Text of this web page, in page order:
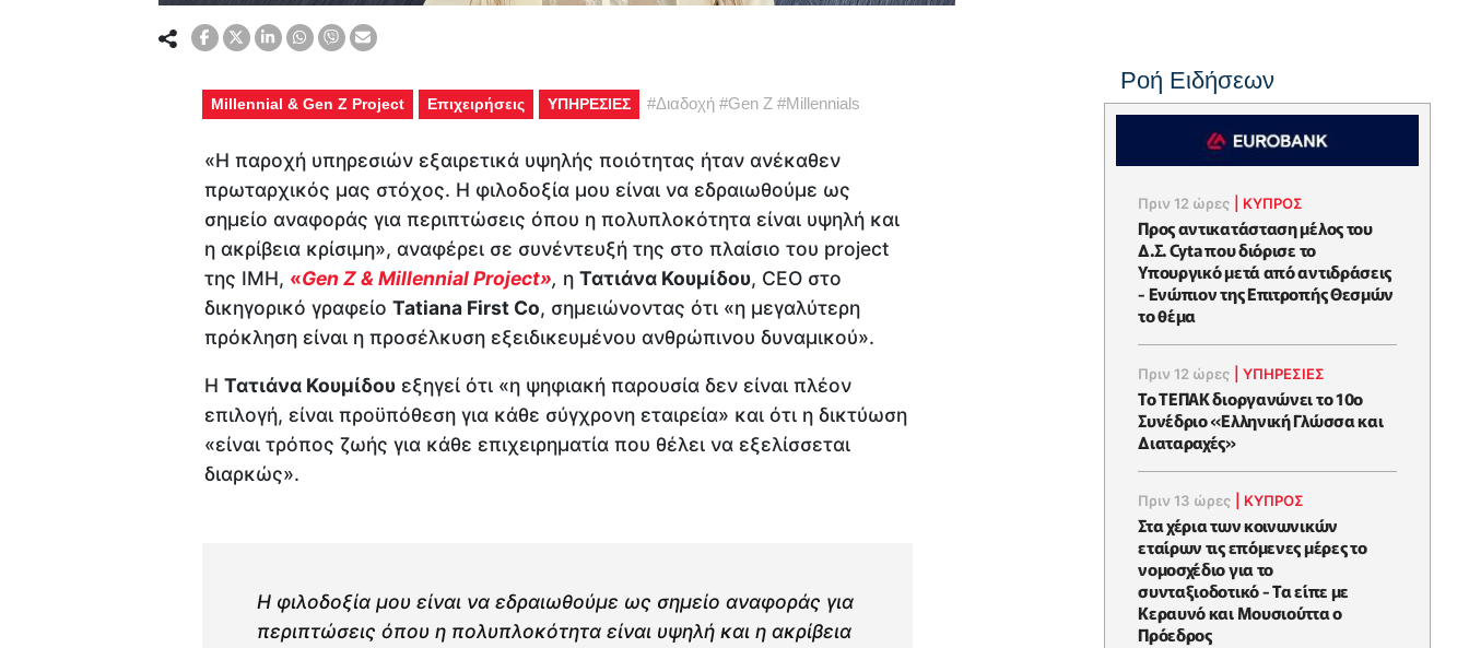
Millennial & Gen Z Project Επιχειρήσεις ΥΠΗΡΕΣΙΕΣ #Διαδοχή #Gen Z #Millennials
«Η παροχή υπηρεσιών εξαιρετικά υψηλής ποιότητας ήταν ανέκαθεν
πρωταρχικός μας στόχος. Η φιλοδοξία μου είναι να εδραιωθούμε ως
σημείο αναφοράς για περιπτώσεις όπου η πολυπλοκότητα είναι υψηλή και
η ακρίβεια κρίσιμη», αναφέρει σε συνέντευξή της στο πλαίσιο του project
της IMH, «Gen Z & Millennial Project», η Τατιάνα Κουμίδου, CEO στο
δικηγορικό γραφείο Tatiana First Co, σημειώνοντας ότι «η μεγαλύτερη
πρόκληση είναι η προσέλκυση εξειδικευμένου ανθρώπινου δυναμικού».
Η Τατιάνα Κουμίδου εξηγεί ότι «η ψηφιακή παρουσία δεν είναι πλέον
επιλογή, είναι προϋπόθεση για κάθε σύγχρονη εταιρεία» και ότι η δικτύωση
«είναι τρόπος ζωής για κάθε επιχειρηματία που θέλει να εξελίσσεται
διαρκώς».
Η φιλοδοξία μου είναι να εδραιωθούμε ως σημείο αναφοράς για
περιπτώσεις όπου η πολυπλοκότητα είναι υψηλή και η ακρίβεια
Ροή Ειδήσεων
Πριν 12 ώρες ΚΥΠΡΟΣ
Προς αντικατάσταση μέλος του
Δ.Σ. Cyta που διόρισε το
Υπουργικό μετά από αντιδράσεις
- Ενώπιον της Επιτροπής Θεσμών
το θέμα
Πριν 12 ώρες |ΥΠΗΡΕΣΙΕΣ
Το ΤΕΠΑΚ διοργανώνει το 10ο
Συνέδριο «Ελληνική Γλώσσα και
Διαταραχές»
Πριν 13 ώρες ΚΥΠΡΟΣ
Στα χέρια των κοινωνικών
εταίρων τις επόμενες μέρες το
νομοσχέδιο για το
συνταξιοδοτικό - Τα είπε με
Κεραυνό και Μουσιούττα ο
Πρόεδρος